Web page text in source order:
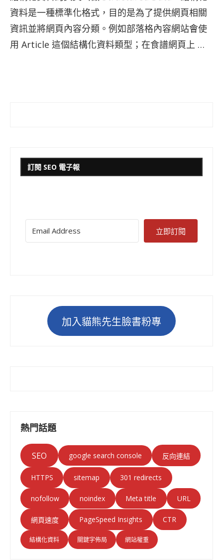
資料是一種標準化格式，目的是為了提供網頁相關
資訊並將網頁內容分類。例如部落格內容網站會使
用 Article 這個結構化資料類型；在食譜網頁上 …
訂閱 SEO 電子報
立即訂閱
加入貓熊先生臉書粉專
熱門話題
SEO google search console 反向連結
HTTPS sitemap 301 redirects
nofollow noindex Meta title URL
網頁速度 PageSpeed Insights CTR
結構化資料 關鍵字佈局 網站權重